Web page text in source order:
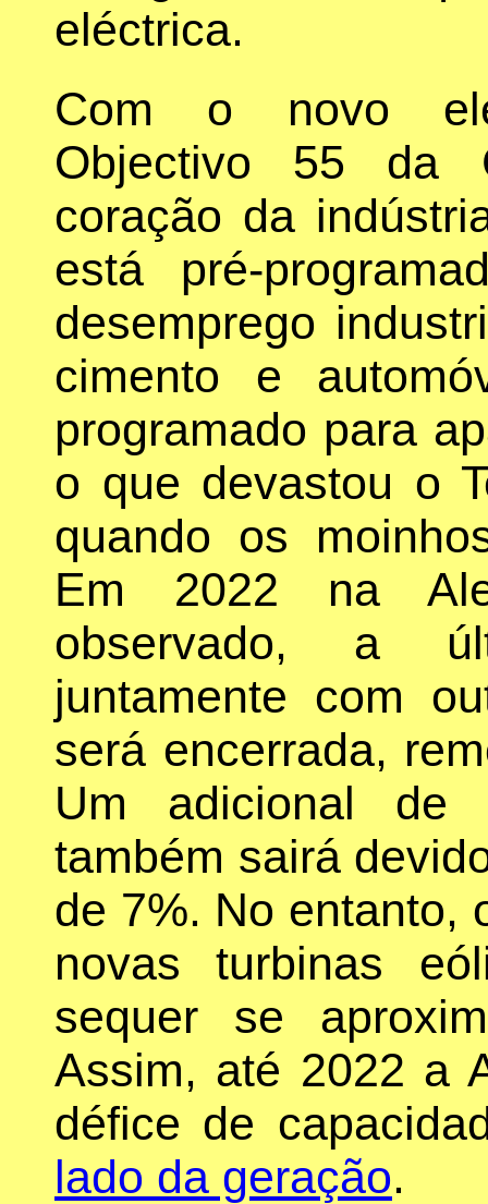
eléctrica.
Com o novo
Objectivo 55 da
coração da
está pré-
desemprego
cimento e
programado para
o que devastou o
quando os
Em 2022 na
observado, a
juntamente com
será encerrada,
Um adicional de
também sairá
de 7%. No entanto,
novas turbinas
sequer se
Assim, até 2022 a
défice de
lado da geração.